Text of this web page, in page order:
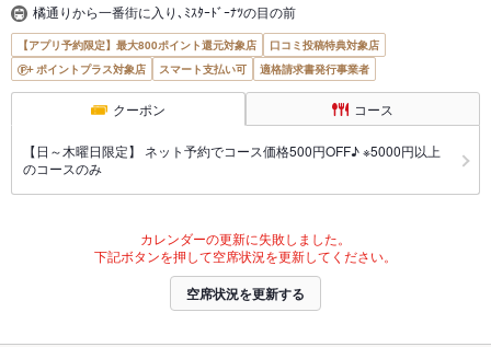
橘通りから一番街に入り､ﾐｽﾀｰﾄﾞｰﾅﾂの目の前
【アプリ予約限定】最大800ポイント還元対象店
口コミ投稿特典対象店
ポイントプラス対象店
スマート支払い可 適格請求書発行事業者
クーポン コース
【日～木曜日限定】 ネット予約でコース価格500円OFF♪ ※5000円以上
のコースのみ
カレンダーの更新に失敗しました。
下記ボタンを押して空席状況を更新してください。
空席状況を更新する